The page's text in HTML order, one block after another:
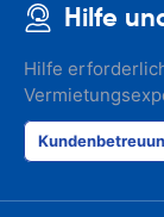
Hilfe
Hilfe